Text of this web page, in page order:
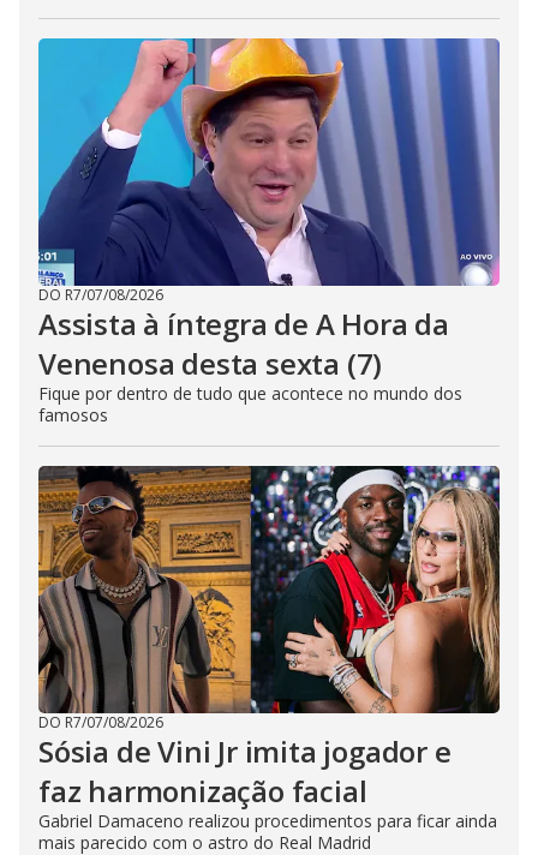
DO R7/07/08/2026
Assista à íntegra de A Hora da
Venenosa desta sexta (7)
Fique por dentro de tudo que acontece no mundo dos
famosos
DO R7/07/08/2026
Sósia de Vini Jr imita jogador e
faz harmonização facial
Gabriel Damaceno realizou procedimentos para ficar ainda
mais parecido com o astro do Real Madrid